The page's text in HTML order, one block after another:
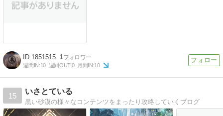
1851515 1
週間IN:10 週間OUT:0 月間IN:10
15
いさとている
黒い砂漠の様々なコンテンツをまったり攻略していくブログ